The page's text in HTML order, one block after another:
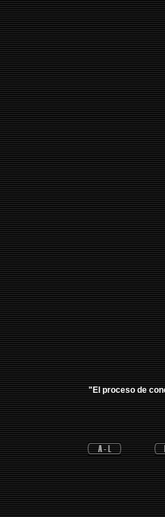
"El proceso de